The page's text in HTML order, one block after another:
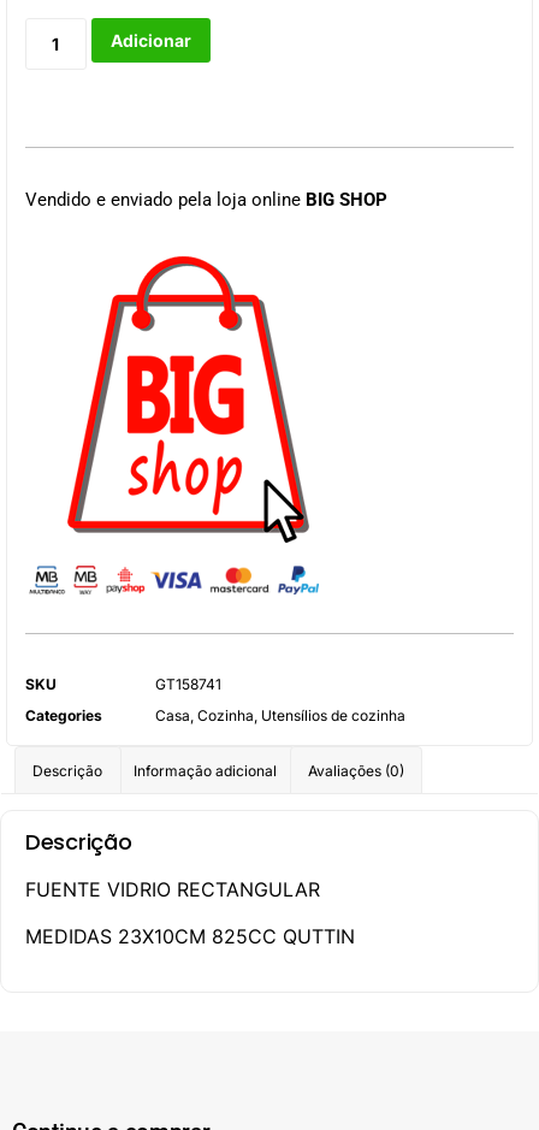
Adicionar
Vendido e enviado pela loja online BIG SHOP
SKU
GT158741
Categories
Casa, Cozinha, Utensílios de cozinha
Descrição Informação adicional Avaliações (0)
Descrição
FUENTE VIDRIO RECTANGULAR
MEDIDAS 23X10CM 825CC QUTTIN